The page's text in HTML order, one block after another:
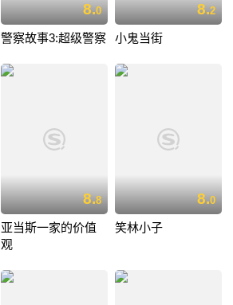
8.0
警察故事3:超级警察
8.2
小鬼当街
8.8
亚当斯一家的价值
观
8.0
笑林小子